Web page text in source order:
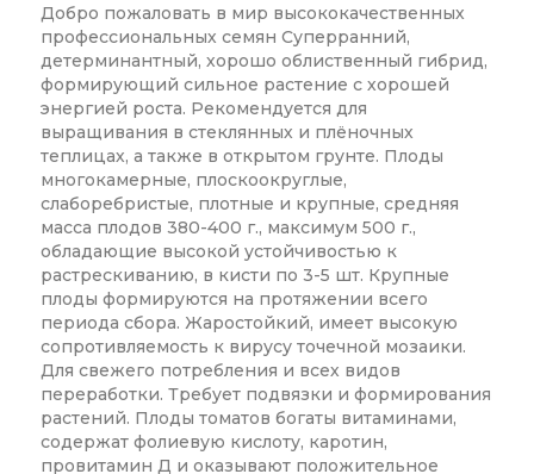
Добро пожаловать в мир высококачественных
профессиональных семян Суперранний,
детерминантный, хорошо облиственный гибрид,
формирующий сильное растение с хорошей
энергией роста. Рекомендуется для
выращивания в стеклянных и плёночных
теплицах, а также в открытом грунте. Плоды
многокамерные, плоскоокруглые,
слаборебристые, плотные и крупные, средняя
масса плодов 380-400 г., максимум 500 г.,
обладающие высокой устойчивостью к
растрескиванию, в кисти по 3-5 шт. Крупные
плоды формируются на протяжении всего
периода сбора. Жаростойкий, имеет высокую
сопротивляемость к вирусу точечной мозаики.
Для свежего потребления и всех видов
переработки. Требует подвязки и формирования
растений. Плоды томатов богаты витаминами,
содержат фолиевую кислоту, каротин,
провитамин Д и оказывают положительное